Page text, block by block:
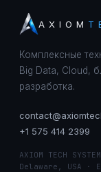
AXIOM
Комплексные
Big Data, Cloud,
разработка.
+1 575 414 2399
AXIOM TECH
Delaware, USA ·